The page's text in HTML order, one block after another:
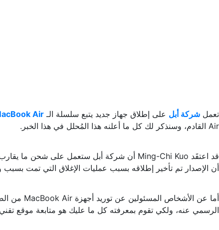
تعمل شركة أبل على إطلاق جهاز جديد يتبع سلسلة الـ Air
Air القادم، وسنذكر لك كل ما أعلنه هذا المُحلل في هذا الخبر.
أن الإصدار تم تأخير إطلاقه بسبب عمليات الإغلاق التي تمت
الرسمي عنه، ولكي تقوم بمعرفته كل ما عليك هو متابعة موقع